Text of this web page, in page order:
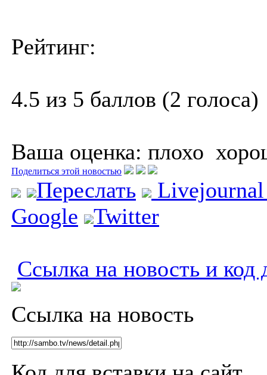
Рейтинг:
4.5 из 5 баллов (2 голоса)
Ваша оценка: плохо
Поделиться этой новостью
Переслать
Google
Twitter
Ссылка на новость и код
Ссылка на новость